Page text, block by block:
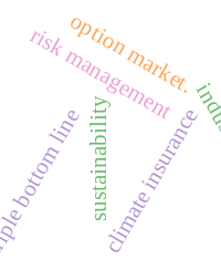
risk management
sustainability
triple bottom lineclimate insurance
option market.